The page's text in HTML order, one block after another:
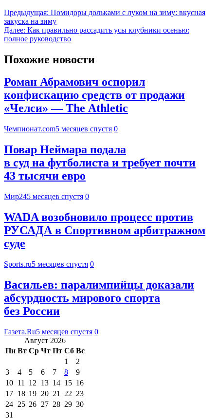
Предыдущая: Помидоры дольками с луком на зиму: вкусная
закуска на зиму
Далее: Как правильно рассадить усы клубники осенью:
полное руководство
Похожие новости
Роман Абрамович оспорил
конфискацию средств от продажи
«Челси» — The Athletic
Чемпионат.com5 месяцев спустя 0
Повар Неймара подала
в суд на футболиста и требует почти
43 тысячи евро
Мир245 месяцев спустя 0
WADA возобновило процесс против
РУСАДА в Спортивном арбитражном
суде
Sports.ru5 месяцев спустя 0
Васильев: паралимпийцы доказали
абсурдность мирового спорта
без России
Газета.Ru5 месяцев спустя 0
Август 2026
Пн Вт Ср Чт Пт Сб Вс
1
2
3
4 5 6 7 8
9
10 11 12 13 14 15 16
17 18 19 20 21 22 23
24 25 26 27 28 29 30
31